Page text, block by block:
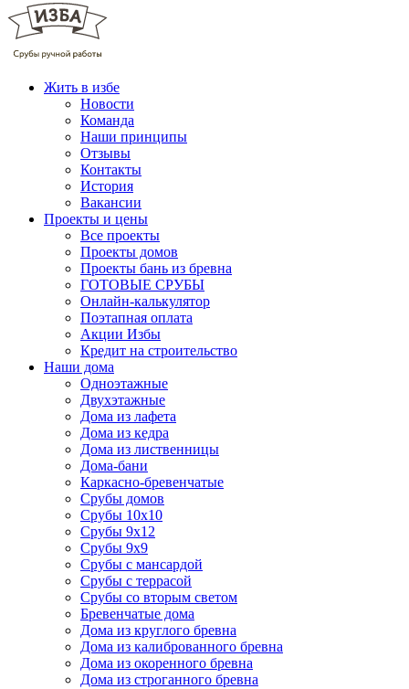
Жить в избе
Новости
Команда
Наши принципы
Отзывы
Контакты
История
Вакансии
Проекты и цены
Все проекты
Проекты домов
Проекты бань из бревна
ГОТОВЫЕ СРУБЫ
Онлайн-калькулятор
Поэтапная оплата
Акции Избы
Кредит на строительство
Наши дома
Одноэтажные
Двухэтажные
Дома из лафета
Дома из кедра
Дома из лиственницы
Дома-бани
Каркасно-бревенчатые
Срубы домов
Срубы 10х10
Срубы 9х12
Срубы 9х9
Срубы с мансардой
Срубы с террасой
Срубы со вторым светом
Бревенчатые дома
Дома из круглого бревна
Дома из калиброванного бревна
Дома из окоренного бревна
Дома из строганного бревна